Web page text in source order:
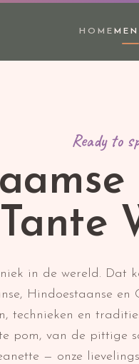
HOME
Ready to
Tante
in de wereld. Dat
Hindoestaanse
technieken en
pom, van de pittige
— onze